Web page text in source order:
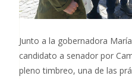
Junto a la gobernadora
candidato a senador por
pleno timbreo, una de las